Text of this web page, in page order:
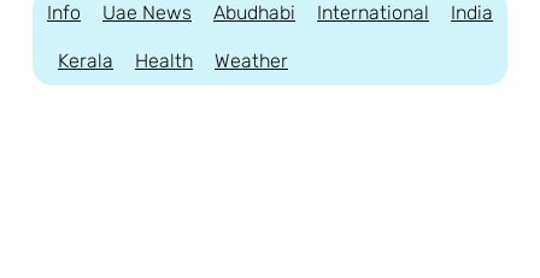
Info Uae News Abudhabi International India
Kerala Health Weather